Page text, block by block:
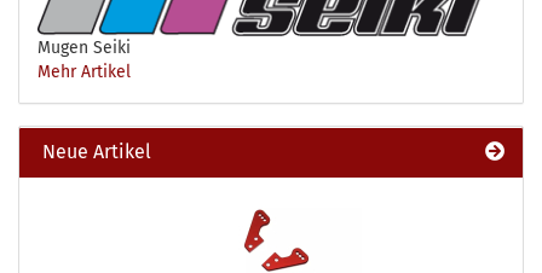
Mugen Seiki
Mehr Artikel
Neue Artikel